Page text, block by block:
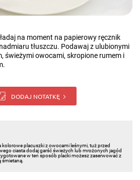
na moment na papierowy ręcznik
tłuszczu. Podawaj z ulubionymi
świeżymi owocami, skropione rumem i
DODAJ NOTATKĘ
kolorowe placuszki z owocami leśnymi, tuż przed
ciasta dodaj garść świeżych lub mrożonych jagód
w ten sposób placki możesz zaserwować z
śmietaną.